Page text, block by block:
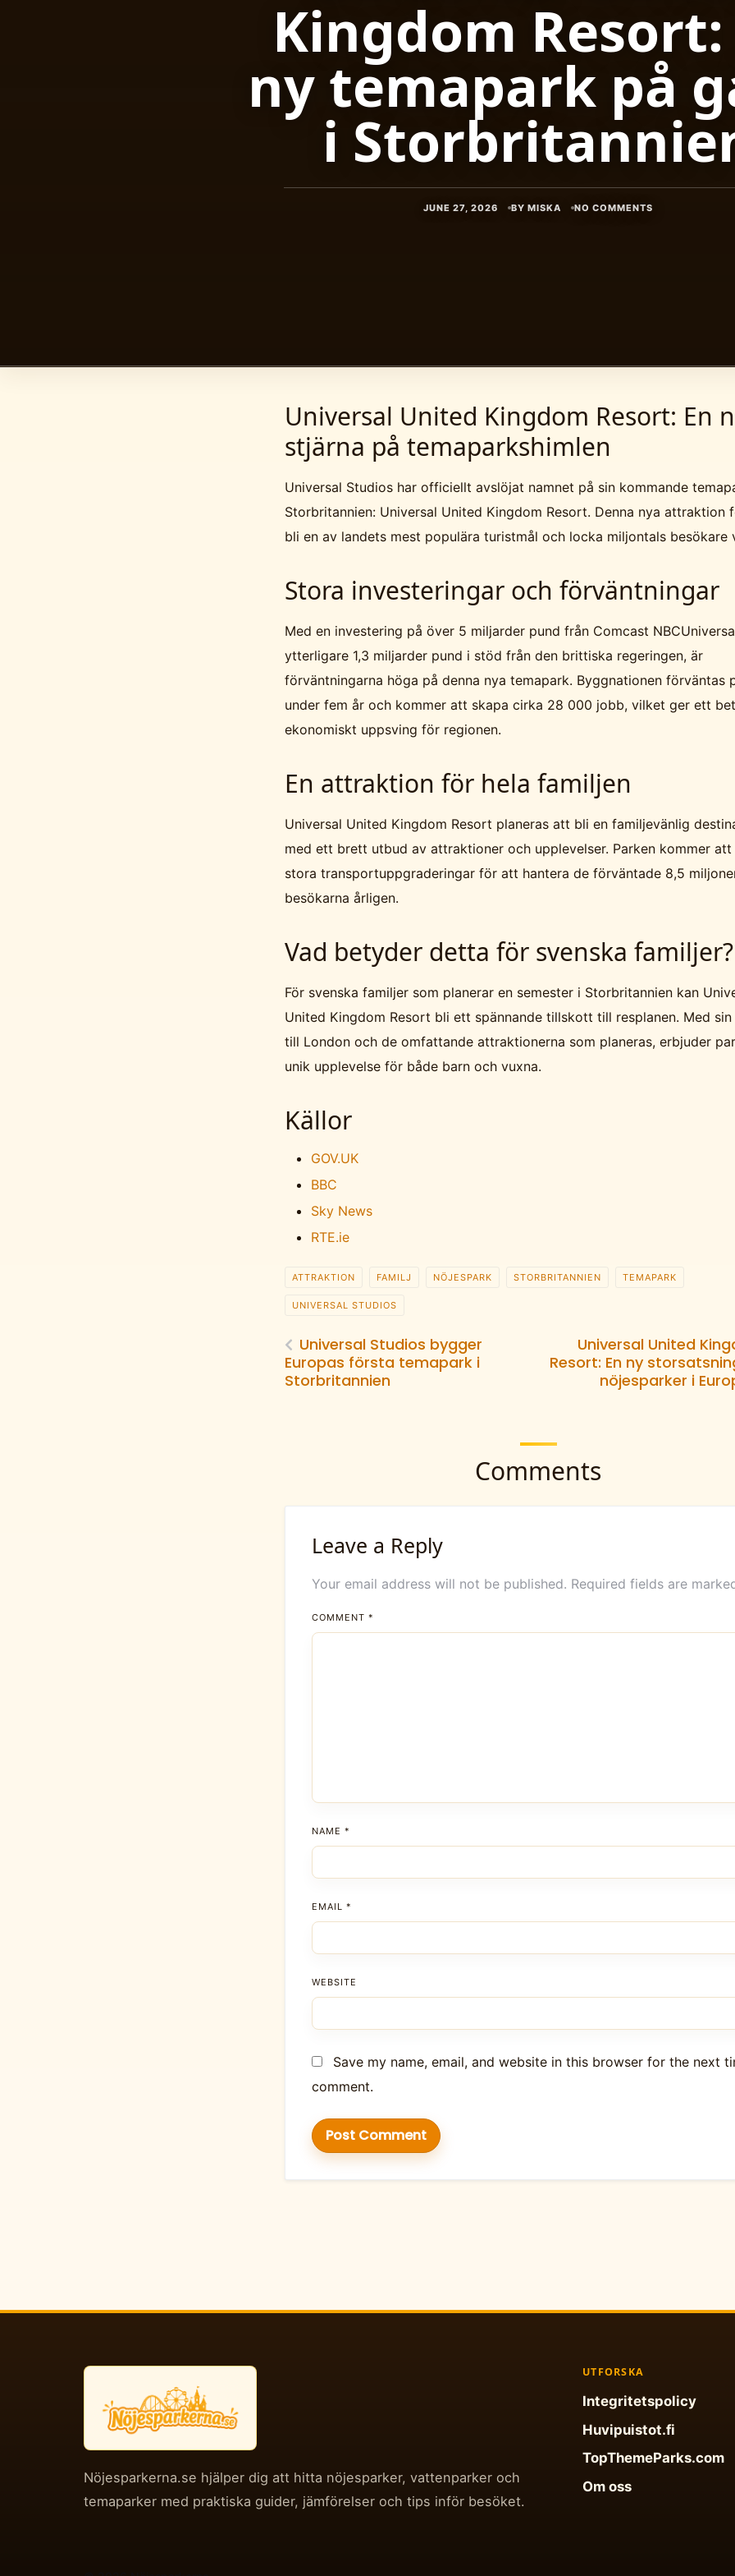
Kingdom Resort:
ny temapark på
i
JUNE 27, 2026 BY MISKA NO COMMENTS
Universal United Kingdom Resort: En
stjärna på temaparkshimlen
Universal Studios har officiellt avslöjat namnet på sin kommande
Storbritannien: Universal United Kingdom Resort. Denna nya attraktion
bli en av landets mest populära turistmål och locka miljontals besökare
Stora investeringar och förväntningar
Med en investering på över 5 miljarder pund från Comcast
ytterligare 1,3 miljarder pund i stöd från den brittiska regeringen, är
förväntningarna höga på denna nya temapark. Byggnationen förväntas
under fem år och kommer att skapa cirka 28 000 jobb, vilket ger ett
ekonomiskt uppsving för regionen.
En attraktion för hela familjen
Universal United Kingdom Resort planeras att bli en familjevänlig
med ett brett utbud av attraktioner och upplevelser. Parken kommer att
stora transportuppgraderingar för att hantera de förväntade 8,5
besökarna årligen.
Vad betyder detta för svenska familjer?
För svenska familjer som planerar en semester i Storbritannien kan
United Kingdom Resort bli ett spännande tillskott till resplanen. Med sin
till London och de omfattande attraktionerna som planeras, erbjuder
unik upplevelse för både barn och vuxna.
Källor
GOV.UK
BBC
Sky News
RTE.ie
ATTRAKTION FAMILJ NÖJESPARK STORBRITANNIEN TEMAPARK
UNIVERSAL STUDIOS
Universal Studios bygger
Europas första temapark i
Storbritannien
Universal United
Resort: En ny
nöjesparker i
Comments
Leave a Reply
Your email address will not be published. Required fields are
COMMENT *
NAME *
EMAIL *
WEBSITE
Save my name, email, and website in this browser for the next
comment.
Nöjesparkerna.se hjälper dig att hitta nöjesparker, vattenparker och
temaparker med praktiska guider, jämförelser och tips inför besöket.
UTFORSKA
Integritetspolicy
Huvipuistot.fi
TopThemeParks.com
Om oss